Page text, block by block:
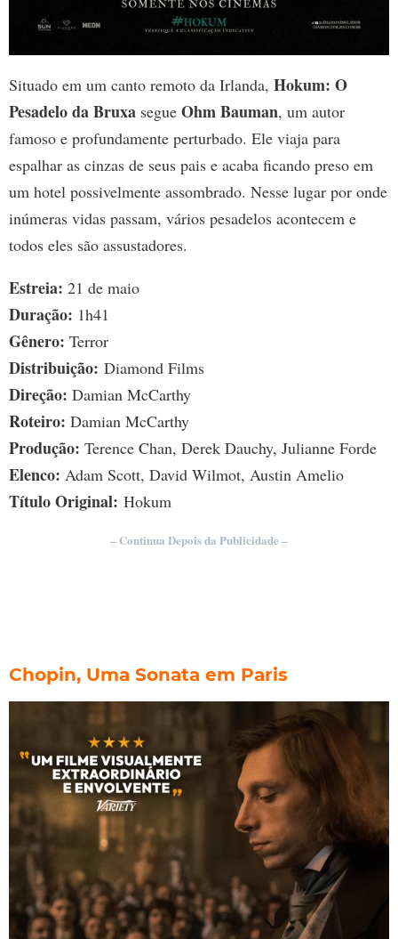
Situado em um canto remoto da Irlanda, Hokum: O
Pesadelo da Bruxa segue Ohm Bauman, um autor
famoso e profundamente perturbado. Ele viaja para
espalhar as cinzas de seus pais e acaba ficando preso em
um hotel possivelmente assombrado. Nesse lugar por onde
inúmeras vidas passam, vários pesadelos acontecem e
todos eles são assustadores.
Estreia: 21 de maio
Duração: 1h41
Gênero: Terror
Distribuição: Diamond Films
Direção: Damian McCarthy
Roteiro: Damian McCarthy
Produção: Terence Chan, Derek Dauchy, Julianne Forde
Elenco: Adam Scott, David Wilmot, Austin Amelio
Título Original: Hokum
– Continua Depois da Publicidade –
Chopin, Uma Sonata em Paris